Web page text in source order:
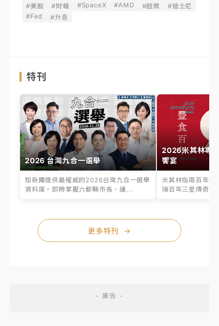
#美股 #財報 #SpaceX #AMD #超微
#迪士尼
#Fed
#升息
特刊
2026 台灣九合一選舉
知新聞提供最權威的2026台灣九合一選舉
資料庫。即時掌握六都縣市長、議...
2026米其林專
饗宴
米其林指南百年之
瑞百年三星傳奇、
更多特刊 →